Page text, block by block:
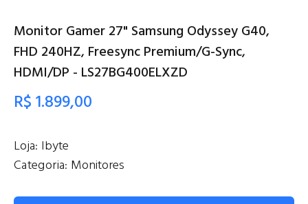
Monitor Gamer 27" Samsung Odyssey G40,
FHD 240HZ, Freesync Premium/G-Sync,
HDMI/DP - LS27BG400ELXZD
R$ 1.899,00
Loja: Ibyte
Categoria: Monitores